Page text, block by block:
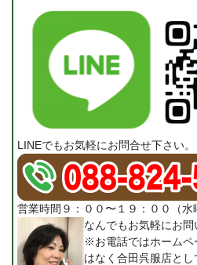
LINEでもお気軽にお問合せ下さい。
営業時間９：００〜１９：００（水
なんでもお気軽にお問
※お電話ではホームペ
はなく合田呉服店とし